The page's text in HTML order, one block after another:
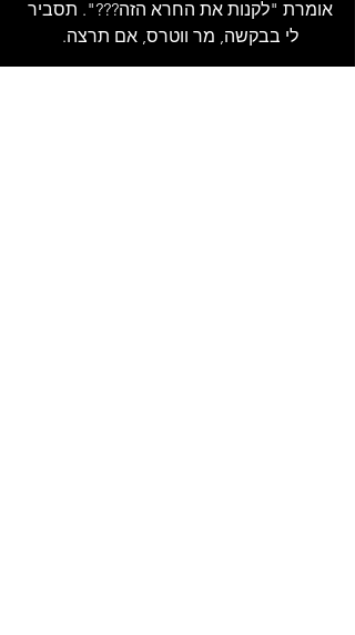
אומרת "לקנות את החרא הזה???". תסביר
לי בבקשה, מר ווטרס, אם תרצה.